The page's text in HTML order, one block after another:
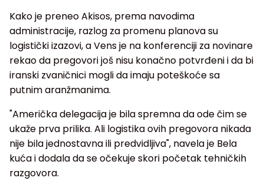
Kako je preneo Akisos, prema navodima
administracije, razlog za promenu planova su
logistički izazovi, a Vens je na konferenciji za novinare
rekao da pregovori još nisu konačno potvrđeni i da bi
iranski zvaničnici mogli da imaju poteškoće sa
putnim aranžmanima.
"Američka delegacija je bila spremna da ode čim se
ukaže prva prilika. Ali logistika ovih pregovora nikada
nije bila jednostavna ili predvidljiva", navela je Bela
kuća i dodala da se očekuje skori početak tehničkih
razgovora.